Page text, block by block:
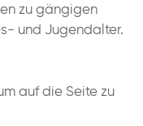
zu gängigen
und Jugendalter.
auf die Seite zu